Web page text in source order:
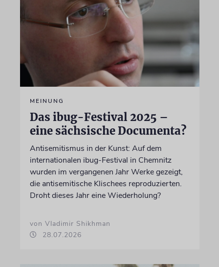
MEINUNG
Das ibug-Festival 2025 –
eine sächsische Documenta?
Antisemitismus in der Kunst: Auf dem
internationalen ibug-Festival in Chemnitz
wurden im vergangenen Jahr Werke gezeigt,
die antisemitische Klischees reproduzierten.
Droht dieses Jahr eine Wiederholung?
von Vladimir Shikhman
28.07.2026